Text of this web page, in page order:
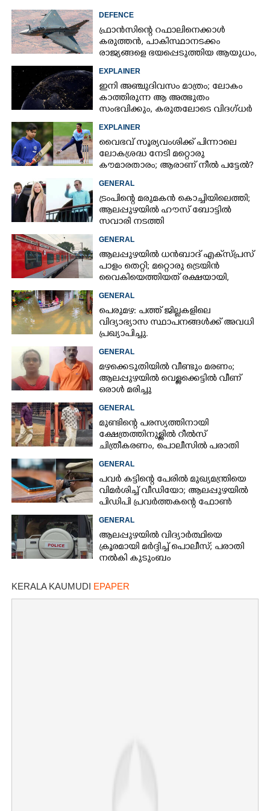
DEFENCE
ഫ്രാൻസിന്റെ റഫാലിനെക്കാൾ
കരുത്തൻ,​ പാകിസ്ഥാനടക്കം
രാജ്യങ്ങളെ ഭയപ്പെടുത്തിയ ആയുധം,​
EXPLAINER
ഇനി അഞ്ചുദിവസം മാത്രം; ലോകം
കാത്തിരുന്ന ആ അത്ഭുതം
സംഭവിക്കും, കരുതലോടെ വിദഗ്ധർ
EXPLAINER
വൈഭവ് സൂര്യവംശിക്ക് പിന്നാലെ
ലോകശ്രദ്ധ നേടി മറ്റൊരു
കൗമാരതാരം; ആരാണ് നീൽ പട്ടേൽ?
GENERAL
ട്രംപിന്റെ മരുമകൻ കൊച്ചിയിലെത്തി;
ആലപ്പുഴയിൽ ഹൗസ് ബോട്ടിൽ
സവാരി നടത്തി
GENERAL
ആലപ്പുഴയിൽ ധൻബാദ് എക്‌സ്പ്രസ്
പാളം തെറ്റി; മറ്റൊരു ട്രെയിൻ
വൈകിയെത്തിയത് രക്ഷയായി,
GENERAL
പെരുമഴ: പത്ത് ജില്ലകളിലെ
വിദ്യാഭ്യാസ സ്ഥാപനങ്ങൾക്ക് അവധി
പ്രഖ്യാപിച്ചു.
GENERAL
മഴക്കെടുതിയിൽ വീണ്ടും മരണം;
ആലപ്പുഴയിൽ വെള്ളക്കെട്ടിൽ വീണ്
ഒരാൾ മരിച്ചു
GENERAL
മുണ്ടിന്റെ പരസ്യത്തിനായി
ക്ഷേത്രത്തിനുള്ളിൽ റീൽസ്
ചിത്രീകരണം, പൊലീസിൽ പരാതി
GENERAL
പവർ കട്ടിന്റെ പേരിൽ മുഖ്യമന്ത്രിയെ
വിമർശിച്ച് വീഡിയോ; ആലപ്പുഴയിൽ
പിഡിപി പ്രവർത്തകന്റെ ഫോൺ
GENERAL
ആലപ്പുഴയിൽ വിദ്യാർത്ഥിയെ
ക്രൂരമായി മർദ്ദിച്ച് പൊലീസ്; പരാതി
നൽകി കുടുംബം
KERALA KAUMUDI EPAPER